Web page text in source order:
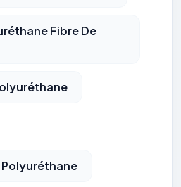
Fibre De
Polyuréthane